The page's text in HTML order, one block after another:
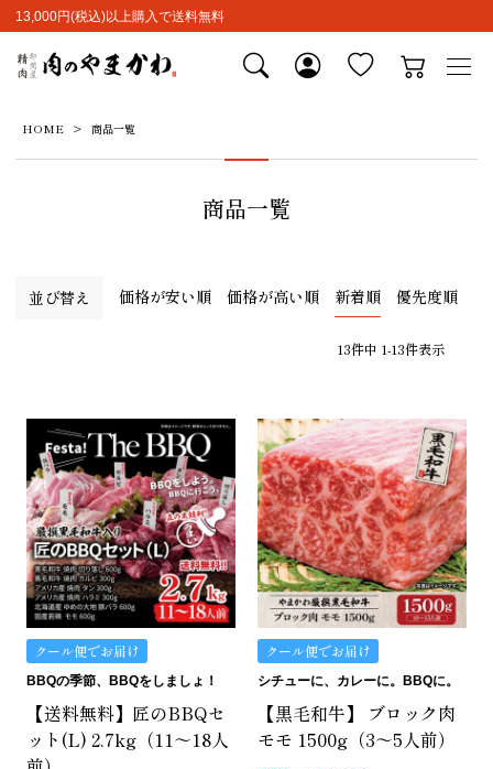
13,000円(税込)以上購入で送料無料
HOME 商品一覧
商品一覧
並び替え 価格が安い順 価格が高い順 新着順 優先度順
13件中 1-13件表示
クール便でお届け
BBQの季節、BBQをしましょ！
【送料無料】匠のBBQセ
ット(L) 2.7kg（11～18人
クール便でお届け
シチューに、カレーに。BBQに。
【黒毛和牛】 ブロック肉
モモ 1500g（3～5人前）